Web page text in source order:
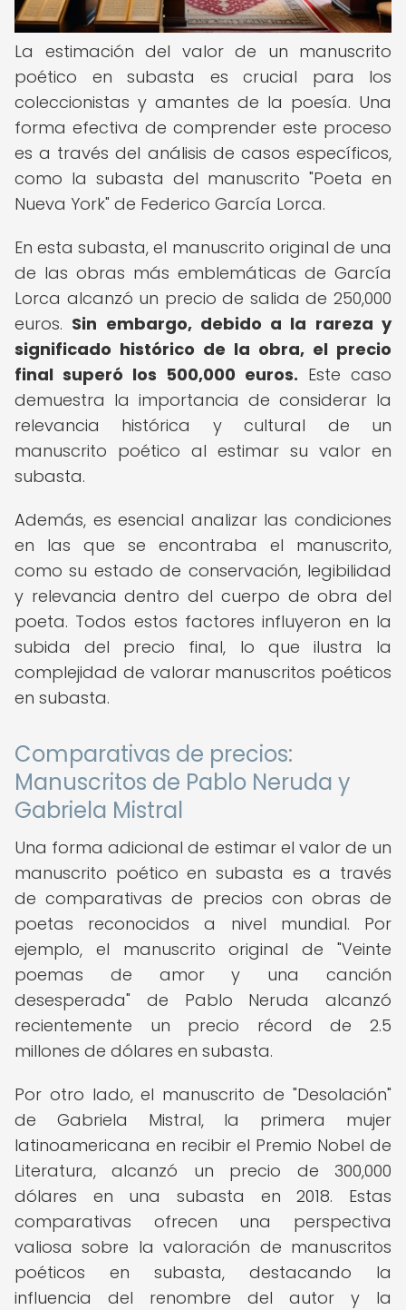
La estimación del valor de un manuscrito
poético en subasta es crucial para los
coleccionistas y amantes de la poesía. Una
forma efectiva de comprender este proceso
es a través del análisis de casos específicos,
como la subasta del manuscrito "Poeta en
Nueva York" de Federico García Lorca.
En esta subasta, el manuscrito original de una
de las obras más emblemáticas de García
Lorca alcanzó un precio de salida de 250,000
euros. Sin embargo, debido a la rareza y
significado histórico de la obra, el precio
final superó los 500,000 euros. Este caso
demuestra la importancia de considerar la
relevancia histórica y cultural de un
manuscrito poético al estimar su valor en
subasta.
Además, es esencial analizar las condiciones
en las que se encontraba el manuscrito,
como su estado de conservación, legibilidad
y relevancia dentro del cuerpo de obra del
poeta. Todos estos factores influyeron en la
subida del precio final, lo que ilustra la
complejidad de valorar manuscritos poéticos
en subasta.
Comparativas de precios:
Manuscritos de Pablo Neruda y
Gabriela Mistral
Una forma adicional de estimar el valor de un
manuscrito poético en subasta es a través
de comparativas de precios con obras de
poetas reconocidos a nivel mundial. Por
ejemplo, el manuscrito original de "Veinte
poemas de amor y una canción
desesperada" de Pablo Neruda alcanzó
recientemente un precio récord de 2.5
millones de dólares en subasta.
Por otro lado, el manuscrito de "Desolación"
de Gabriela Mistral, la primera mujer
latinoamericana en recibir el Premio Nobel de
Literatura, alcanzó un precio de 300,000
dólares en una subasta en 2018. Estas
comparativas ofrecen una perspectiva
valiosa sobre la valoración de manuscritos
poéticos en subasta, destacando la
influencia del renombre del autor y la